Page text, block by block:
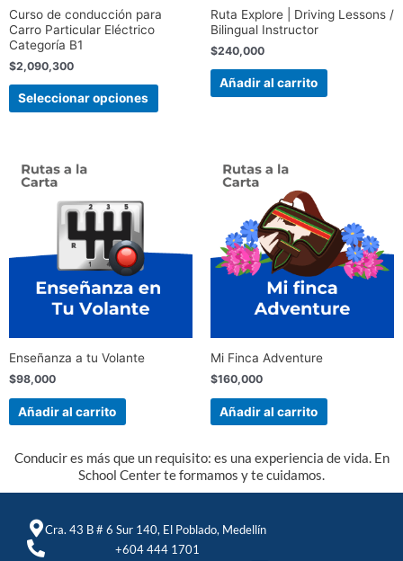
Curso de conducción para
Carro Particular Eléctrico
Categoría B1
$2,090,300
Seleccionar opciones
en
Ruta Explore | Driving Lessons /
Bilingual Instructor
$240,000
Añadir al carrito
Enseñanza a tu Volante
$98,000
Añadir al carrito
Mi Finca Adventure
$160,000
Añadir al carrito
Conducir es más que un requisito: es una experiencia de vida. En
School Center te formamos y te cuidamos.
Cra. 43 B # 6 Sur 140, El Poblado, Medellín
+604 444 1701